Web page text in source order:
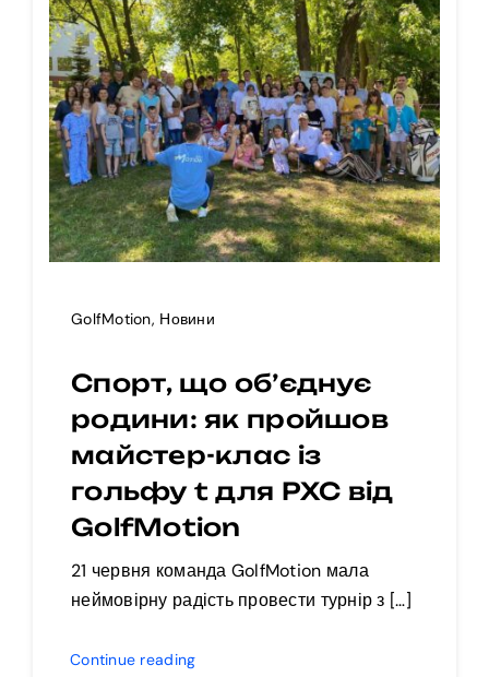
GolfMotion, Новини
Спорт, що об’єднує
родини: як пройшов
майстер-клас із
гольфу t для РХС від
GolfMotion
21 червня команда GolfMotion мала
неймовірну радість провести турнір з […]
Continue reading